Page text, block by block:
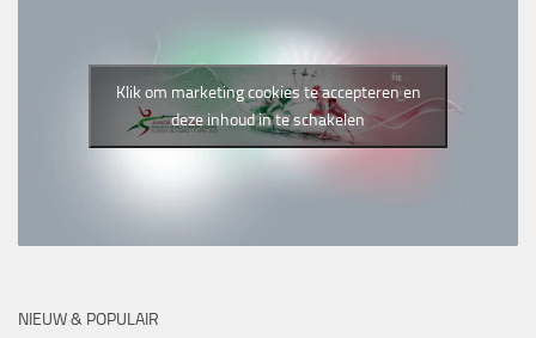
Klik om marketing cookies te accepteren en
deze inhoud in te schakelen
NIEUW & POPULAIR